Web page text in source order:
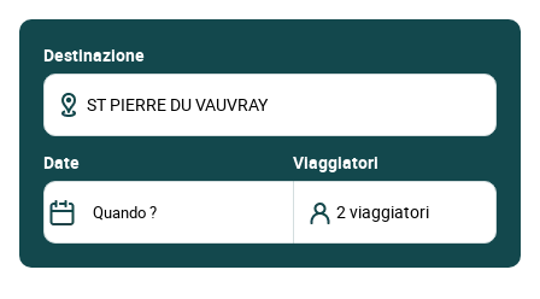
Destinazione
date Viaggiatori